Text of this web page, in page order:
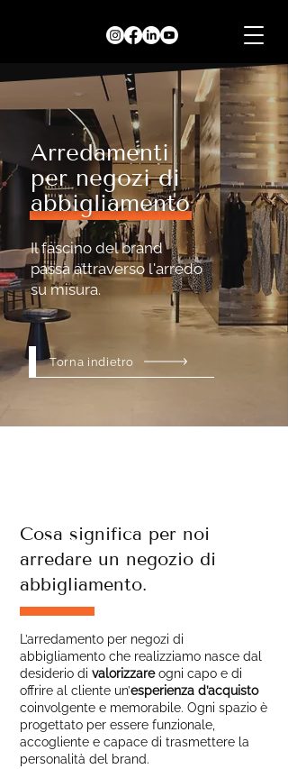
Arredamenti
per negozi di
abbigliamento
Il fascino del brand
passa attraverso l'arredo
su misura.
Torna indietro
Cosa significa per noi
arredare un negozio di
abbigliamento.
L’arredamento per negozi di
abbigliamento che realizziamo nasce dal
desiderio di valorizzareogni capo e di
offrire al cliente un’esperienza d’acquisto
coinvolgente e memorabile. Ogni spazio è
progettato per essere funzionale,
accogliente e capace di trasmettere la
personalità del brand.